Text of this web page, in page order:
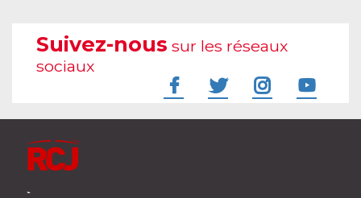
Suivez-nous sur les réseaux
sociaux